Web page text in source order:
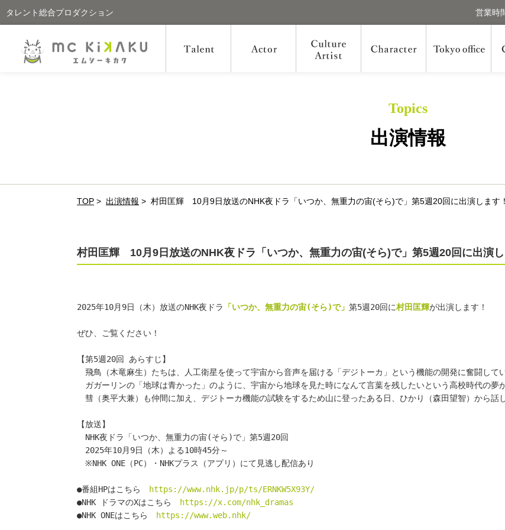
タレント総合プロダクション 営業時
Topics
出演情報
TOP > 出演情報 > 村田匡輝 10月9日放送のNHK夜ドラ「いつか、無重力の宙(そら)で」第5週20回に出演します！
村田匡輝 10月9日放送のNHK夜ドラ「いつか、無重力の宙(そら)で」第5週20回に出演し
2025年10月9日（木）放送のNHK夜ドラ 「いつか、無重力の宙(そら)で」 第5週20回に村田匡輝が出演します！
ぜひ、ご覧ください！
【第5週20回 あらすじ】
飛鳥（木竜麻生）たちは、人工衛星を使って宇宙から音声を届ける「デジトーカ」という機能の開発に奮闘してい
ガガーリンの「地球は青かった」のように、宇宙から地球を見た時になんて言葉を残したいという高校時代の夢
彗（奥平大兼）も仲間に加え、デジトーカ機能の試験をするため山に登ったある日、ひかり（森田望智）から話
【放送】
NHK夜ドラ「いつか、無重力の宙(そら)で」第5週20回
2025年10月9日（木）よる10時45分～
※NHK ONE（PC）・NHKプラス（アプリ）にて見逃し配信あり
●番組HPはこちら
https://www.nhk.jp/p/ts/ERNKW5X93Y/
●NHK ドラマのXはこちら
https://x.com/nhk_dramas
●NHK ONEはこちら
https://www.web.nhk/